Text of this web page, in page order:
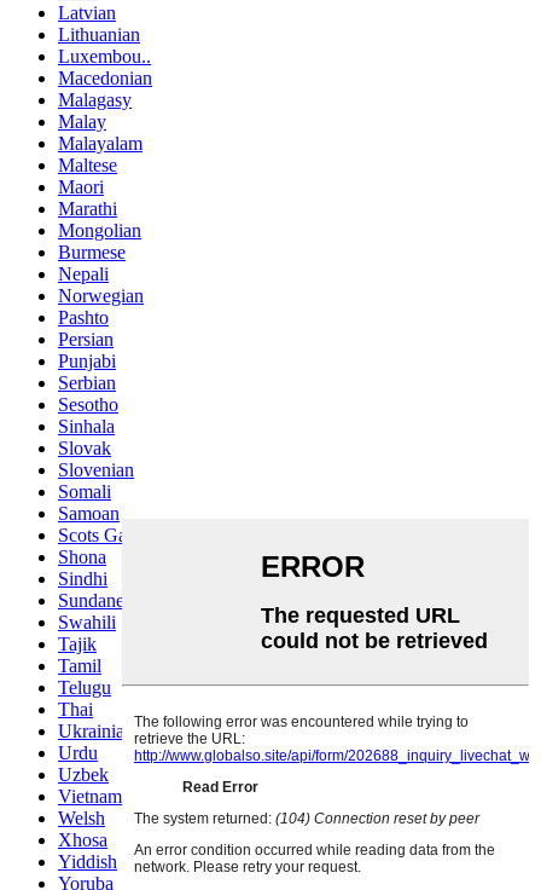
Latvian
Lithuanian
Luxembou..
Macedonian
Malagasy
Malay
Malayalam
Maltese
Maori
Marathi
Mongolian
Burmese
Nepali
Norwegian
Pashto
Persian
Punjabi
Serbian
Sesotho
Sinhala
Slovak
Slovenian
Somali
Samoan
Scots Gaelic
Shona
Sindhi
Sundanese
Swahili
Tajik
Tamil
Telugu
Thai
Ukrainian
Urdu
Uzbek
Vietnamese
Welsh
Xhosa
Yiddish
Yoruba